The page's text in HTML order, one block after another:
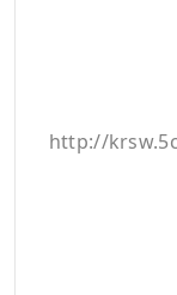
http://